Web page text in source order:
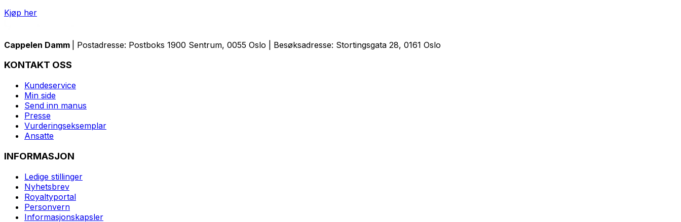
Kjøp her
Cappelen Damm | Postadresse: Postboks 1900 Sentrum, 0055 Oslo | Besøksadresse: Stortingsgata 28, 0161 Oslo
KONTAKT OSS
Kundeservice
Min side
Send inn manus
Presse
Vurderingseksemplar
Ansatte
INFORMASJON
Ledige stillinger
Nyhetsbrev
Royaltyportal
Personvern
Informasjonskapsler